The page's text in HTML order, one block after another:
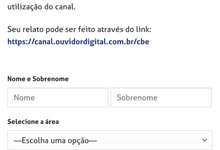
utilização do canal.
Seu relato pode ser feito através do link:
https://canal.ouvidordigital.com.br/cbe
Nome e Sobrenome
Selecione a área